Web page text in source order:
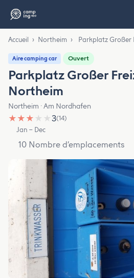
Accueil › Northeim › Parkplatz Großer
Aire camping car Ouvert
Parkplatz Großer
Northeim
Northeim · Am Nordhafen
★ ★ ★ ★ ★3(14)
Jan – Dec
10 Nombre d’emplacements